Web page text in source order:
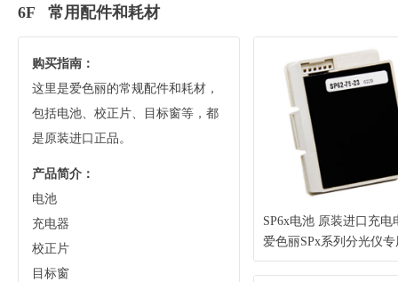
6F 常用配件和耗材
购买指南：
这里是爱色丽的常规配件和耗材，
包括电池、校正片、目标窗等，都
是原装进口正品。
产品简介：
电池
充电器
校正片
目标窗
SP6x电池 原装进口充电
爱色丽SPx系列分光仪专
（X-Rite 爱色丽）